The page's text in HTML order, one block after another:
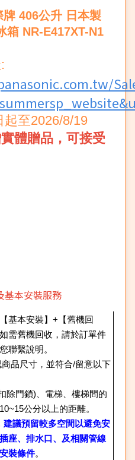
406公升 日本製
箱 NR-E417XT-N1
至2026/8/19
體贈品，可接受
基本安裝服務
基本安裝】+【舊機回
需舊機回收，請於訂單件
聯繫說明。
品尺寸，並符合/留意以下
除門鎖)、電梯、樓梯間的
公分以上的距離。
議預留較多空間以避免安
座、排水口、及相關管線
裝條件。